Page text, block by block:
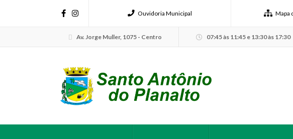
Ouvidoria Municipal Mapa
Av. Jorge Muller, 1075 - Centro 07:45 às 11:45 e 13:30 às 17:30